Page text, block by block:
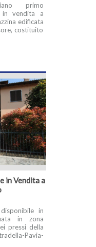
primo
in vendita a
edificata
costituito
in Vendita a
in
in zona
pressi della
Pavia-